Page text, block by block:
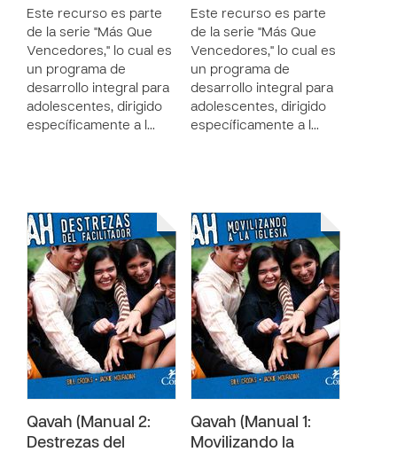
Este recurso es parte
de la serie "Más Que
Vencedores," lo cual es
un programa de
desarrollo integral para
adolescentes, dirigido
específicamente a l…
Este recurso es parte
de la serie "Más Que
Vencedores," lo cual es
un programa de
desarrollo integral para
adolescentes, dirigido
específicamente a l…
Qavah (Manual 2:
Destrezas del
Qavah (Manual 1:
Movilizando la